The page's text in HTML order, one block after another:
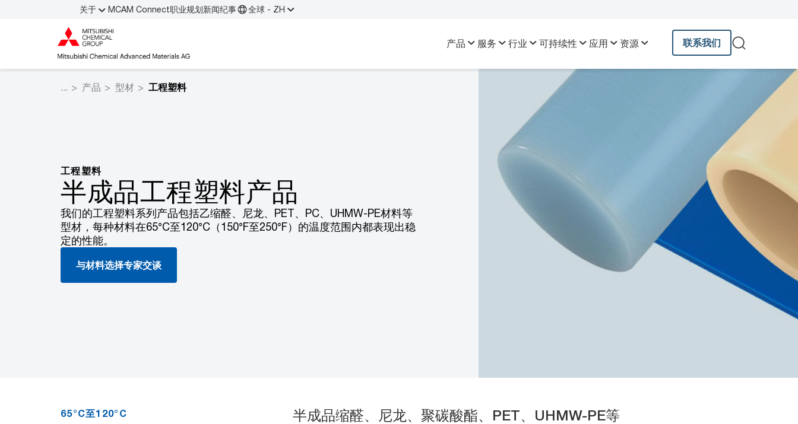
关于 MCAM Connect职业规划新闻纪事 全球 - ZH
产品 服务 行业 可持续性 应用 资源 联系我们
产品 型材 工程塑料
工程塑料
半成品工程塑料产品
我们的工程塑料系列产品包括乙缩醛、尼龙、PET、PC、UHMW-PE材料等
型材，每种材料在65°C至120°C（150°F至250°F）的温度范围内都表现出稳
定的性能。
与材料选择专家交谈
65°C至120°C
半成品缩醛、尼龙、聚碳酸酯、PET、UHMW-PE等